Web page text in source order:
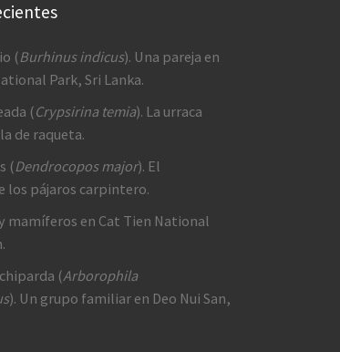
(Burhinus indicus). Una pareja en
Park, Sri Lanka.
(Crypsirina temia). La urraca
de raqueta.
(Dendrocopos major). El
los pájaros carpintero.
mamíferos en Cat Tien National
(Arborophila
). Un grupo familiar en Deo Nui San,